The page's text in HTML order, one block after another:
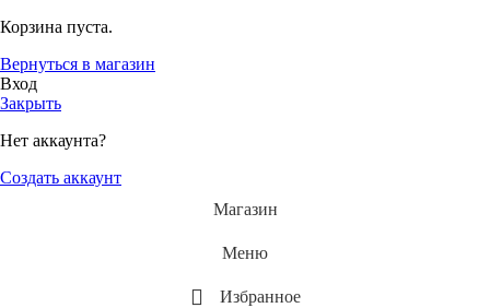
Корзина пуста.
Вернуться в магазин
Вход
Закрыть
Нет аккаунта?
Создать аккаунт
Магазин
Меню
Избранное